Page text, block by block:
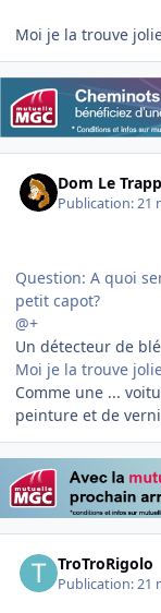
Moi je la trouve
Dom Le
Publication:21
Question: A quoi
petit capot?
@+
Un détecteur de
Moi je la trouve
Comme une ...
peinture et de
TroTroRigolo
Publication:21